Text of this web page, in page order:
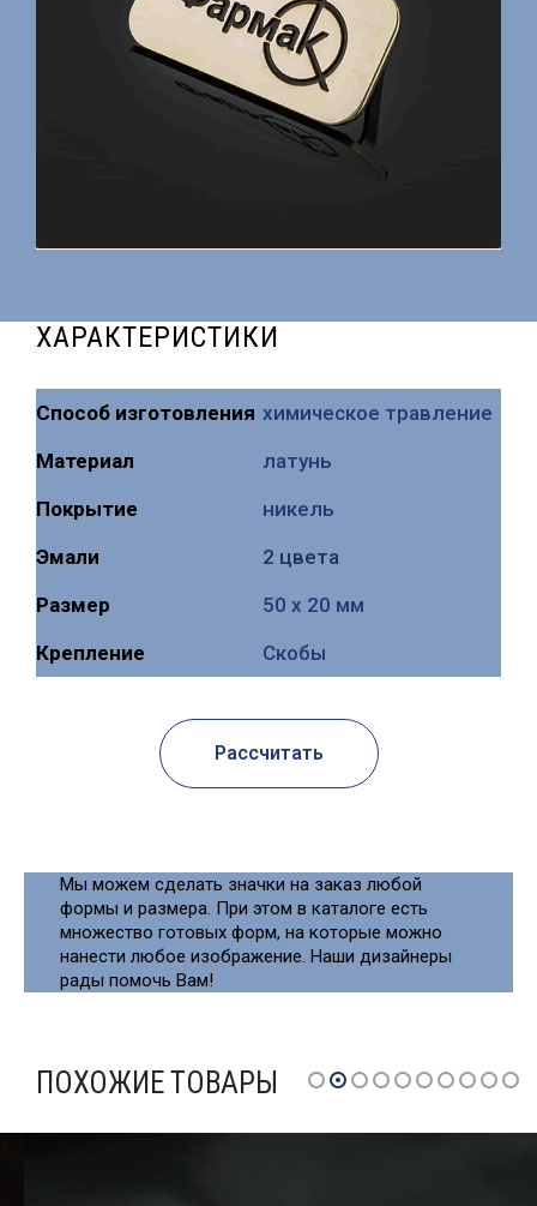
ХАРАКТЕРИСТИКИ
Способ изготовления химическое травление
Mатериал
латунь
Покрытие
никель
Эмали
2 цвета
Размер
50 х 20 мм
Крепление
Скобы
Рассчитать
Мы можем сделать значки на заказ любой
формы и размера. При этом в каталоге есть
множество готовых форм, на которые можно
нанести любое изображение. Наши дизайнеры
рады помочь Вам!
ПОХОЖИЕ ТОВАРЫ